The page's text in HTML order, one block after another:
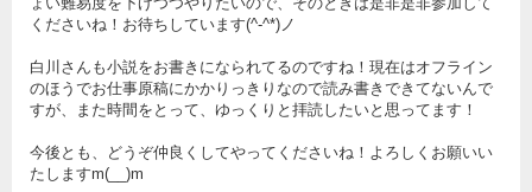
くださいね！お待ちしています(^-^*)ノ
白川さんも小説をお書きになられてるのですね！現在はオフライン
のほうでお仕事原稿にかかりっきりなので読み書きできてないんで
すが、また時間をとって、ゆっくりと拝読したいと思ってます！
今後とも、どうぞ仲良くしてやってくださいね！よろしくお願いい
たしますm(__)m